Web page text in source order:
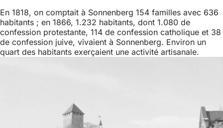
En 1818, on comptait à Sonnenberg 154 familles avec 636
habitants ; en 1866, 1.232 habitants, dont 1.080 de
confession protestante, 114 de confession catholique et 38
de confession juive, vivaient à Sonnenberg. Environ un
quart des habitants exerçaient une activité artisanale.